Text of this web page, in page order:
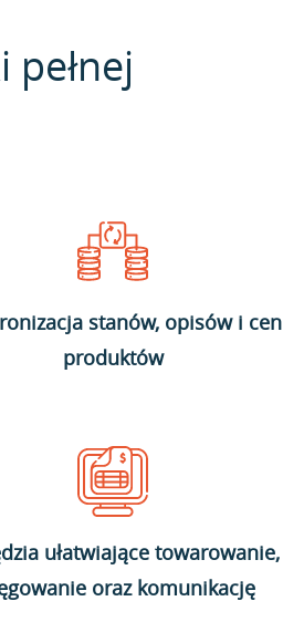
stanów, opisów i cen
produktów
ułatwiające towarowanie,
oraz komunikację